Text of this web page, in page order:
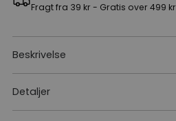
Fragt fra 39 kr - Gratis over 499 kr
Beskrivelse
Detaljer